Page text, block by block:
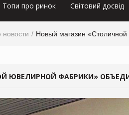
Топи про ринок Світовий досвід
новости Новый магазин
ЮВЕЛИРНОЙ ФАБРИКИ»